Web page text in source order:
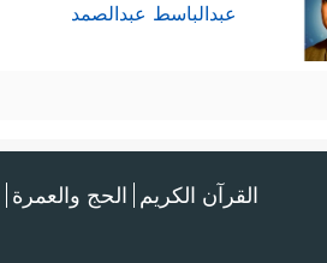
عبدالباسط عبدالصمد
القرآن الكريم الحج والعمرة